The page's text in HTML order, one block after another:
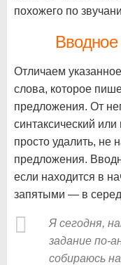
похожего по
Отличаем
слова, которое
предложения. От
синтаксический
просто удалить, не
предложения.
если находится в
запятыми — в
Я сегодня,
задание по-
собираюсь